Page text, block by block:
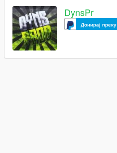
DynsPr
Донирај преку